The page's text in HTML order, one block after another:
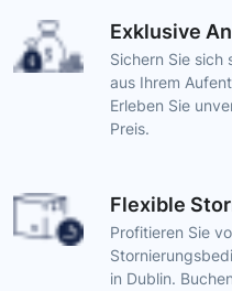
Exklusive
Sichern Sie sich
aus Ihrem
Erleben Sie
Preis.
Flexible
Profitieren Sie
in Dublin.